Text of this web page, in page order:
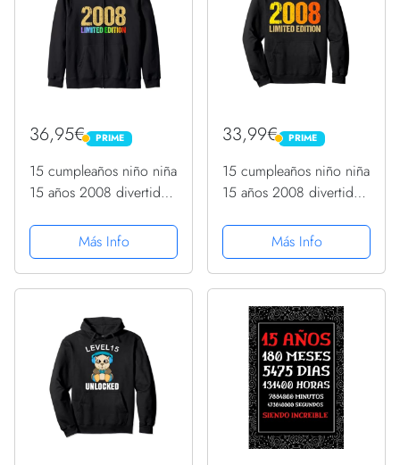
36,95€ PRIME
PRIME
15 cumpleaños niño niña
15 años 2008 divertido
CapuchaMás Info
33,99€ PRIME
PRIME
15 cumpleaños niño niña
15 años 2008 divertido
CapuchaMás Info